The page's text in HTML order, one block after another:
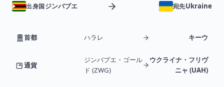
出身国ジンバブエ 宛先Ukraine
首都 ハラレ キーウ
通貨
ジンバブエ・ゴール
ド (ZWG)
ウクライナ・フリヴ
ニャ (UAH)